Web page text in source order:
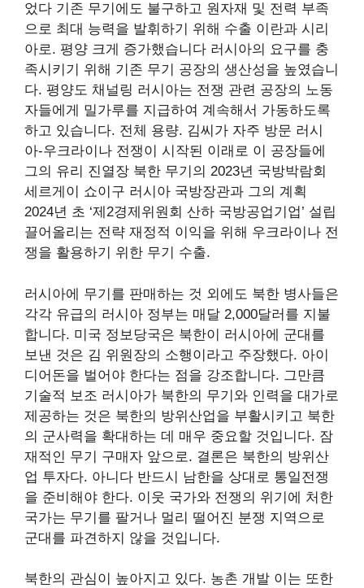
었다 기존 무기에도 불구하고 원자재 및 전력 부족
으로 최대 능력을 발휘하기 위해 수출 이란과 시리
아로. 평양 크게 증가했습니다 러시아의 요구를 충
족시키기 위해 기존 무기 공장의 생산성을 높였습니
다. 평양도 채널링 러시아는 전쟁 관련 공장의 노동
자들에게 밀가루를 지급하여 계속해서 가동하도록
하고 있습니다. 전체 용량. 김씨가 자주 방문 러시
아-우크라이나 전쟁이 시작된 이래로 이 공장들에
그의 유리 진열장 북한 무기의 2023년 국방박람회
세르게이 쇼이구 러시아 국방장관과 그의 계획
2024년 초 ‘제2경제위원회 산하 국방공업기업’ 설립
끌어올리는 전략 재정적 이익을 위해 우크라이나 전
쟁을 활용하기 위한 무기 수출.
러시아에 무기를 판매하는 것 외에도 북한 병사들은
각각 유급의 러시아 정부는 매달 2,000달러를 지불
합니다. 미국 정보당국은 북한이 러시아에 군대를
보낸 것은 김 위원장의 소행이라고 주장했다. 아이
디어 돈을 벌어야 한다는 점을 강조합니다. 그만큼
기술적 보조 러시아가 북한의 무기와 인력을 대가로
제공하는 것은 북한의 방위산업을 부활시키고 북한
의 군사력을 확대하는 데 매우 중요할 것입니다. 잠
재적인 무기 구매자 앞으로. 결론은 북한의 방위산
업 투자다. 아니다 반드시 남한을 상대로 통일전쟁
을 준비해야 한다. 이웃 국가와 전쟁의 위기에 처한
국가는 무기를 팔거나 멀리 떨어진 분쟁 지역으로
군대를 파견하지 않을 것입니다.
북한의 관심이 높아지고 있다. 농촌 개발 이는 또한